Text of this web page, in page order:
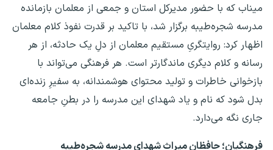
میناب که با حضور مدیرکل استان و جمعی از معلمان بازمانده
مدرسه شجره‌طیبه برگزار شد، با تاکید بر قدرت نفوذ کلام معلمان
اظهار کرد: روایتگریِ مستقیم معلمان از دلِ یک حادثه، از هر
رسانه و کلام دیگری ماندگارتر است. هر فرهنگی می‌تواند با
بازخوانی خاطرات و تولید محتوای هوشمندانه، به سفیرِ زنده‌ای
بدل شود که نام و یاد شهدای این مدرسه را در بطنِ جامعه
جاری نگه می‌دارد.
فرهنگیان؛ حافظان میراث شهدای مدرسه شجره‌طیبه